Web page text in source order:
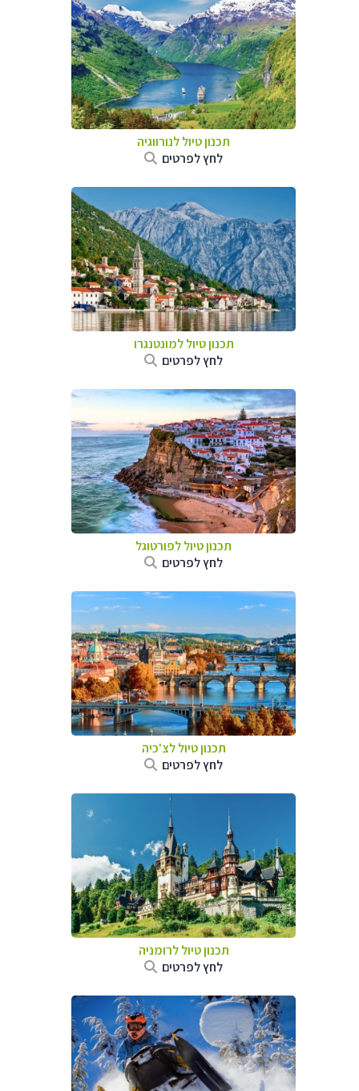
תכנון טיול לנורווגיה
לחץ לפרטים
תכנון טיול למונטנגרו
לחץ לפרטים
תכנון טיול לפורטוגל
לחץ לפרטים
תכנון טיול לצ'כיה
לחץ לפרטים
תכנון טיול לרומניה
לחץ לפרטים